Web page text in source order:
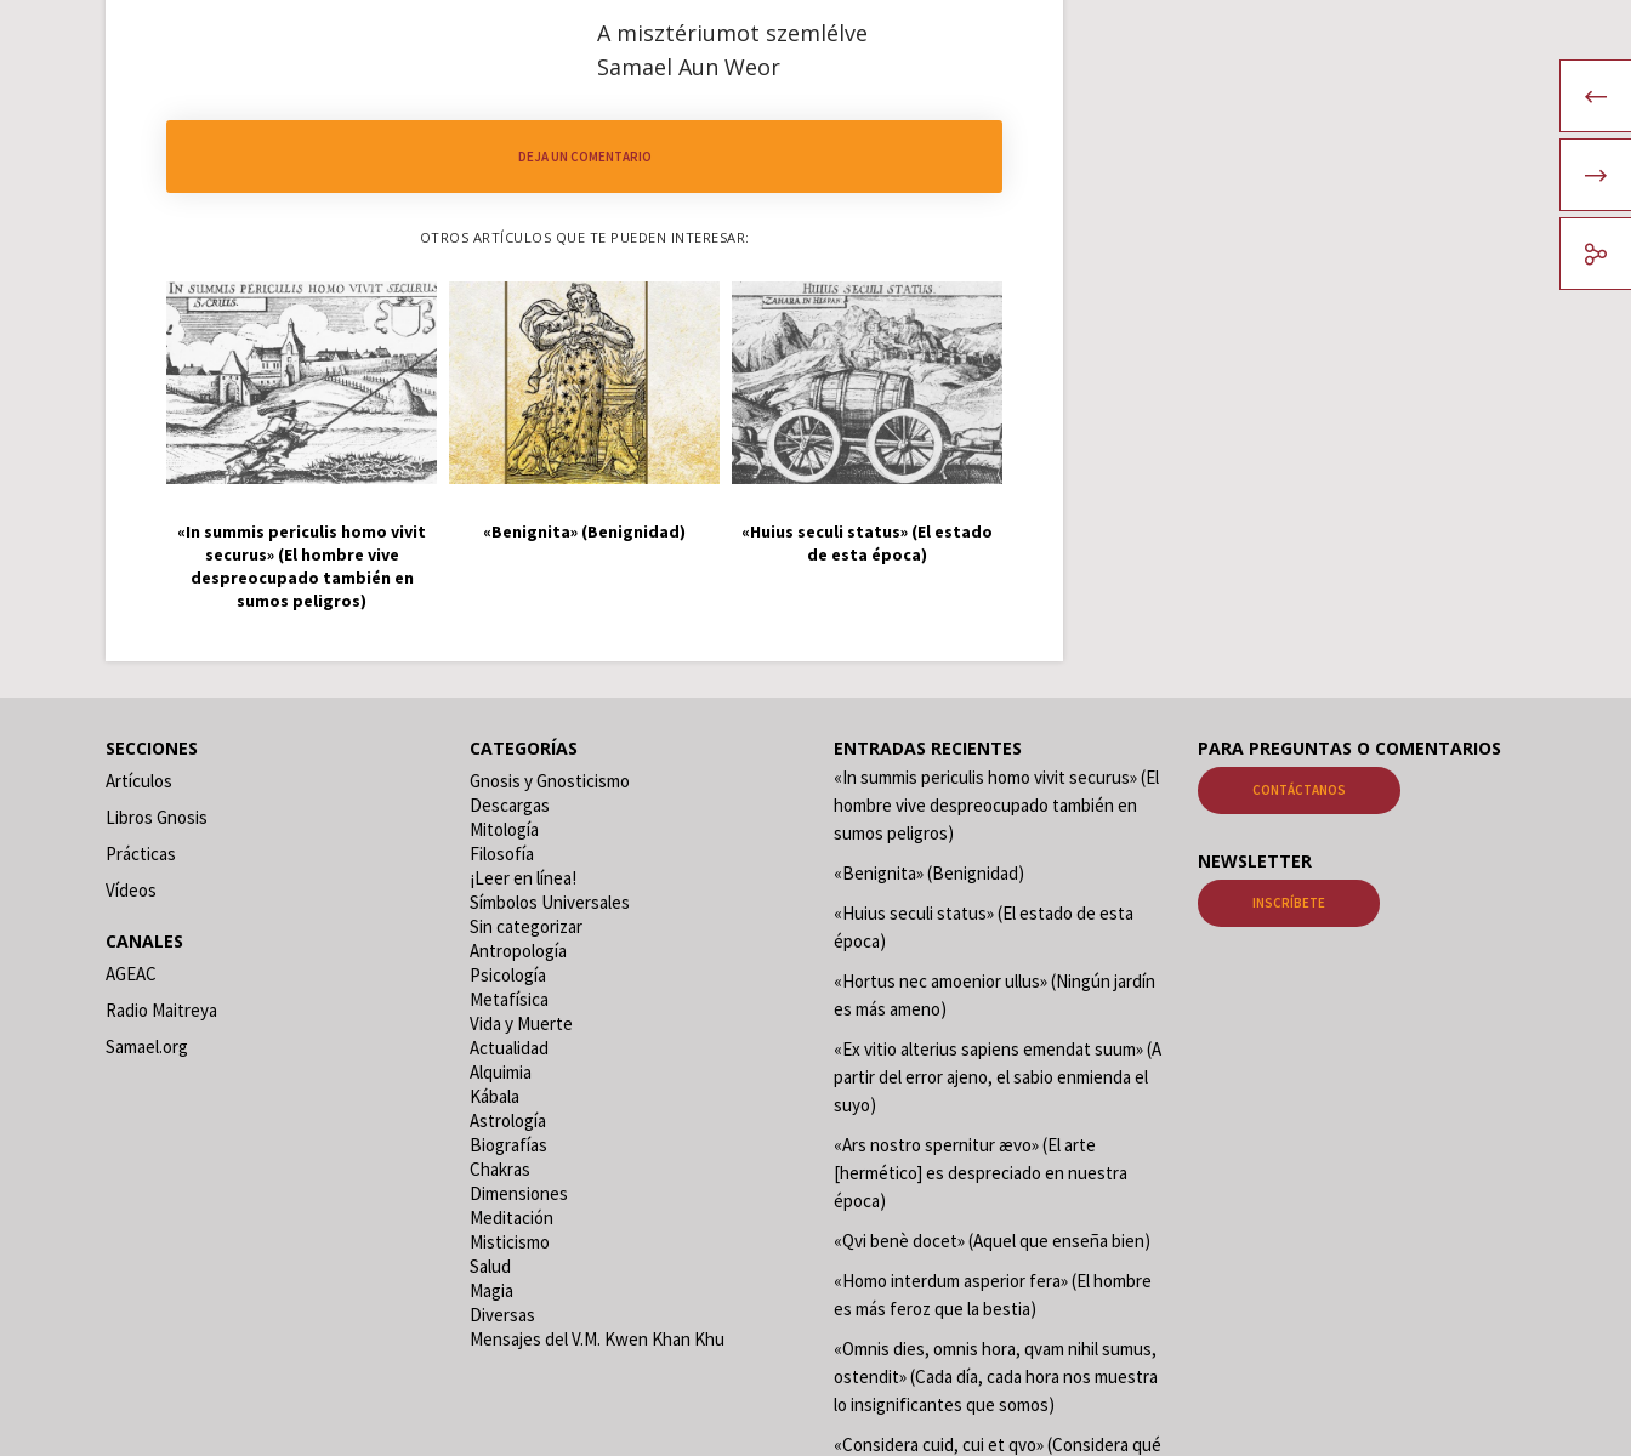
A misztériumot szemlélve
Samael Aun Weor
DEJA UN COMENTARIO
OTROS ARTÍCULOS QUE TE PUEDEN INTERESAR:
«In summis periculis homo vivit
securus» (El hombre vive
despreocupado también en
sumos peligros)
«Benignita» (Benignidad)
«Huius seculi status» (El estado
de esta época)
SECCIONES
Artículos
Libros Gnosis
Prácticas
Vídeos
CANALES
AGEAC
Radio Maitreya
Samael.org
CATEGORÍAS
Gnosis y Gnosticismo
Descargas
Mitología
Filosofía
¡Leer en línea!
Símbolos Universales
Sin categorizar
Antropología
Psicología
Metafísica
Vida y Muerte
Actualidad
Alquimia
Kábala
Astrología
Biografías
Chakras
Dimensiones
Meditación
Misticismo
Salud
Magia
Diversas
Mensajes del V.M. Kwen Khan Khu
ENTRADAS RECIENTES
«In summis periculis homo vivit securus» (El
hombre vive despreocupado también en
sumos peligros)
«Benignita» (Benignidad)
«Huius seculi status» (El estado de esta
época)
«Hortus nec amoenior ullus» (Ningún jardín
es más ameno)
«Ex vitio alterius sapiens emendat suum» (A
partir del error ajeno, el sabio enmienda el
suyo)
«Ars nostro spernitur ævo» (El arte
[hermético] es despreciado en nuestra
época)
«Qvi benè docet» (Aquel que enseña bien)
«Homo interdum asperior fera» (El hombre
es más feroz que la bestia)
«Omnis dies, omnis hora, qvam nihil sumus,
ostendit» (Cada día, cada hora nos muestra
lo insignificantes que somos)
«Considera cuid, cui et qvo» (Considera qué
PARA PREGUNTAS O COMENTARIOS
CONTÁCTANOS
NEWSLETTER
INSCRÍBETE